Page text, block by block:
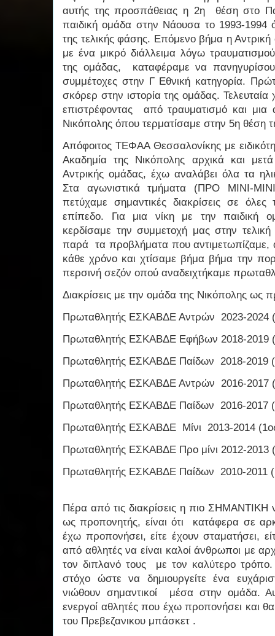
αυτής της προσπάθειας η 2η θέση στο
παιδική ομάδα στην Νάουσα το 1993-1994
της τελικής φάσης. Επόμενο βήμα η
με ένα μικρό διάλλειμα λόγω
της ομάδας, καταφέραμε να
συμμέτοχες στην Γ Εθνική κατηγορία.
σκόρερ στην ιστορία της ομάδας.
επιστρέφοντας από τραυματισμό και μια
Νικόπολης όπου τερματίσαμε στην 5η θέση
Απόφοιτος ΤΕΦΑΑ Θεσσαλονίκης με
Ακαδημία της Νικόπολης αρχικά και
Αντρικής ομάδας, έχω αναλάβει όλα τα
Στα αγωνιστικά τμήματα (ΠΡΟ ΜΙΝΙ-
πετύχαμε σημαντικές διακρίσεις σε όλες
επίπεδο. Για μια νίκη με την παιδική
κερδίσαμε την συμμετοχή μας στην
παρά τα προβλήματα που
κάθε χρόνο και χτίσαμε βήμα βήμα την
περσινή σεζόν οπού αναδειχτήκαμε
Διακρίσεις με την ομάδα της Νικόπολης ως
Πρωταθλητής ΕΣΚΑΒΔΕ Αντρών 2023-2024
Πρωταθλητής ΕΣΚΑΒΔΕ Εφήβων 2018-2019
Πρωταθλητής ΕΣΚΑΒΔΕ Παίδων 2018-2019
Πρωταθλητής ΕΣΚΑΒΔΕ Αντρών 2016-2017
Πρωταθλητής ΕΣΚΑΒΔΕ Παίδων 2016-2017
Πρωταθλητής ΕΣΚΑΒΔΕ Μίνι 2013-2014
Πρωταθλητής ΕΣΚΑΒΔΕ Προ μίνι 2012-2013
Πρωταθλητής ΕΣΚΑΒΔΕ Παίδων 2010-2011
Πέρα από τις διακρίσεις η πιο ΣΗΜΑΝΤΙΚΗ
ως προπονητής, είναι ότι κατάφερα σε
έχω προπονήσει, είτε έχουν σταματήσει,
από αθλητές να είναι καλοί άνθρωποι με
τον διπλανό τους με τον καλύτερο
στόχο ώστε να δημιουργείτε ένα
νιώθουν σημαντικοί μέσα στην ομάδα.
ενεργοί αθλητές που έχω προπονήσει και
του Πρεβεζανικου μπάσκετ .